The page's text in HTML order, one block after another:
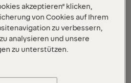
akzeptieren“ klicken,
von Cookies auf Ihrem
zu verbessern,
analysieren und unsere
zu unterstützen.